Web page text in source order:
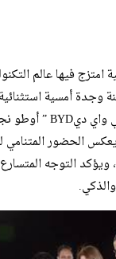
امتزج فيها عالم
وجدة أمسية استثنائية
يعكس الحضور المتنامي
التوجه